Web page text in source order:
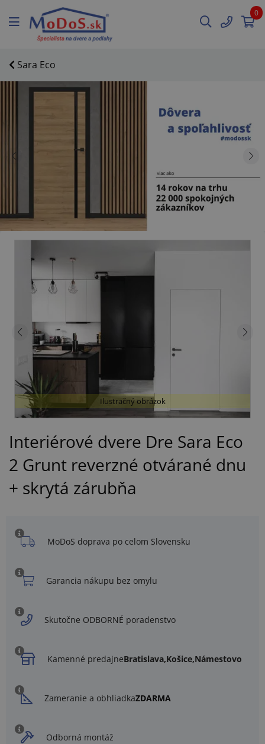
0
Sara Eco
Ilustračný obrázok
Interiérové dvere Dre Sara Eco
2 Grunt reverzné otvárané dnu
+ skrytá zárubňa
MoDoS doprava po celom Slovensku
Garancia nákupu bez omylu
Skutočne ODBORNÉ poradenstvo
Kamenné predajneBratislava,Košice,Námestovo
Zameranie a obhliadkaZDARMA
Odborná montáž